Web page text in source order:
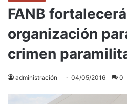
FANB
organización
crimen
administración 04/05/2016 0